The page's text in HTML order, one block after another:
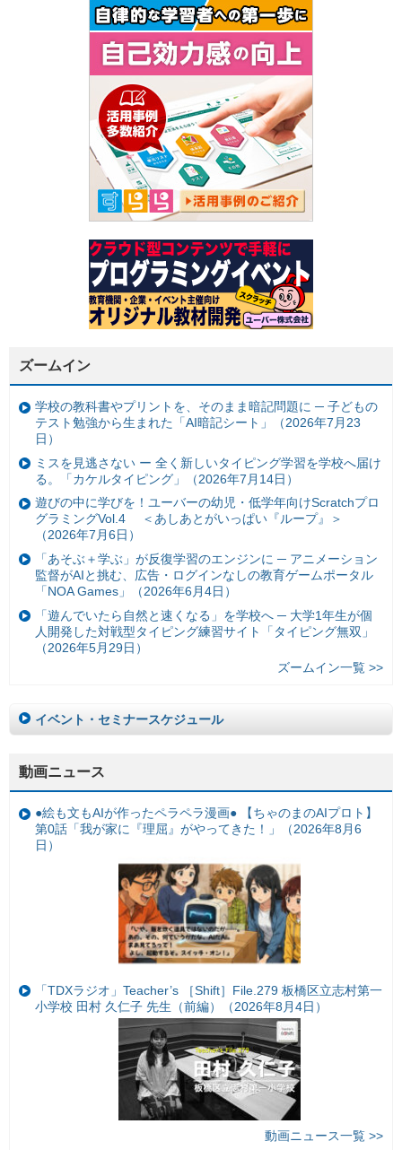
ズームイン
学校の教科書やプリントを、そのまま暗記問題に ─ 子どもの
テスト勉強から生まれた「AI暗記シート」（2026年7月23
日）
ミスを見逃さない ー 全く新しいタイピング学習を学校へ届け
る。「カケルタイピング」（2026年7月14日）
遊びの中に学びを！ユーバーの幼児・低学年向けScratchプロ
グラミングVol.4 ＜あしあとがいっぱい『ループ』＞
（2026年7月6日）
「あそぶ＋学ぶ」が反復学習のエンジンに ─ アニメーション
監督がAIと挑む、広告・ログインなしの教育ゲームポータル
「NOA Games」（2026年6月4日）
「遊んでいたら自然と速くなる」を学校へ ─ 大学1年生が個
人開発した対戦型タイピング練習サイト「タイピング無双」
（2026年5月29日）
ズームイン一覧 >>
イベント・セミナースケジュール
動画ニュース
●絵も文もAIが作ったペラペラ漫画● 【ちゃのまのAIプロト】
第0話「我が家に『理屈』がやってきた！」（2026年8月6
日）
「TDXラジオ」Teacher’s ［Shift］File.279 板橋区立志村第一
小学校 田村 久仁子 先生（前編）（2026年8月4日）
動画ニュース一覧 >>